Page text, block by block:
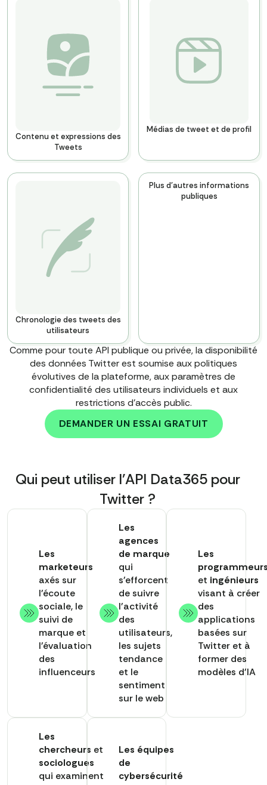
Contenu et expressions des
Tweets
Médias de tweet et de profil
Chronologie des tweets des
utilisateurs
Plus d'autres informations
publiques
Pour découvrir tous les
types de données que nous
fournissons, réservez
l'appel auprès de notre
Comme pour toute API publique ou privée, la disponibilité
des données Twitter est soumise aux politiques
évolutives de la plateforme, aux paramètres de
confidentialité des utilisateurs individuels et aux
restrictions d'accès public.
DEMANDER UN ESSAI GRATUIT
Qui peut utiliser l'API Data365 pour
Twitter ?
Les
marketeurs
axés sur
l'écoute
sociale, le
suivi de
marque et
l'évaluation
des
influenceurs
Les
agences
de marque
qui
s'efforcent
de suivre
l'activité
des
utilisateurs,
les sujets
tendance
et le
sentiment
sur le web
Les
et ingénieurs
visant à créer
des
applications
basées sur
Twitter et à
former des
modèles d'IA
Les
chercheurs et
sociologues
qui examinent
Les équipes
de
cybersécurité